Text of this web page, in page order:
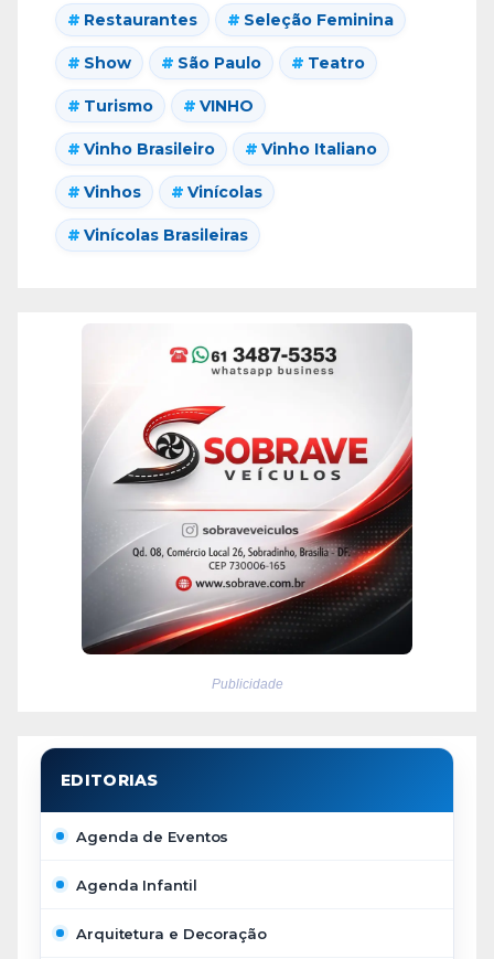
Restaurantes Seleção Feminina
Show São Paulo Teatro
Turismo VINHO
Vinho Brasileiro Vinho Italiano
Vinhos Vinícolas
Vinícolas Brasileiras
Publicidade
Agenda de Eventos
Agenda Infantil
Arquitetura e Decoração